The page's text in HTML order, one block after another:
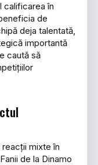
calificarea în
de
deja talentată,
importantă
caută să
mixte în
de la Dinamo